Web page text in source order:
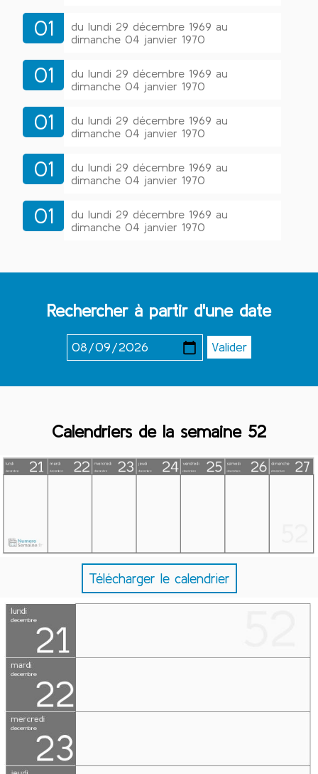
01
du lundi 29 décembre 1969 au
dimanche 04 janvier 1970
01
du lundi 29 décembre 1969 au
dimanche 04 janvier 1970
01
du lundi 29 décembre 1969 au
dimanche 04 janvier 1970
01
du lundi 29 décembre 1969 au
dimanche 04 janvier 1970
01
du lundi 29 décembre 1969 au
dimanche 04 janvier 1970
Rechercher à partir d'une date
Calendriers de la semaine 52
Télécharger le calendrier